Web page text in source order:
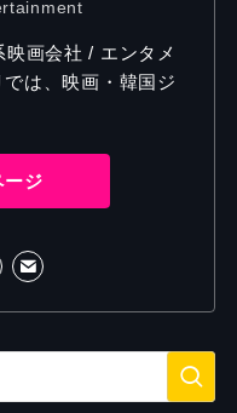
映画会社 / エンタメ
は、映画・韓国ジ
ージ